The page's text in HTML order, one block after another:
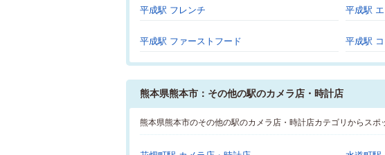
平成駅 フレンチ 平成駅
平成駅 ファーストフード 平成駅
熊本県熊本市：その他の駅のカメラ店・時計店
熊本県熊本市のその他の駅のカメラ店・時計店カテゴリからスポ